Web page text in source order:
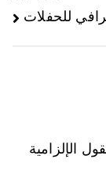
للحفلات
الإلزامية